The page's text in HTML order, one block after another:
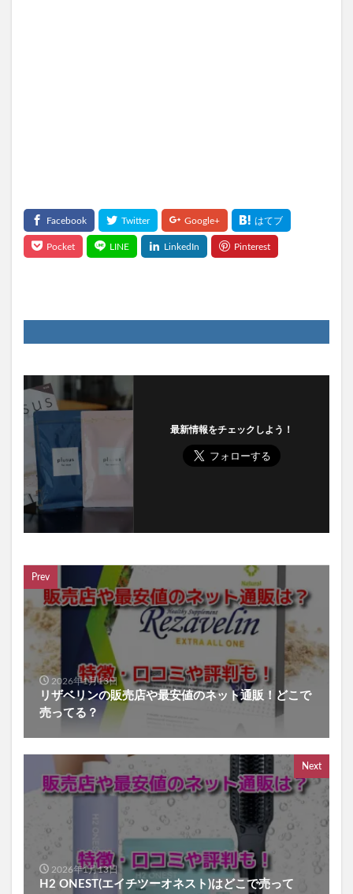
最新情報をチェックしよう！
Prev
2026年1月13日
リザベリンの販売店や最安値のネット通販！どこで
売ってる？
Next
2026年1月13日
H2 ONEST(エイチツーオネスト)はどこで売って